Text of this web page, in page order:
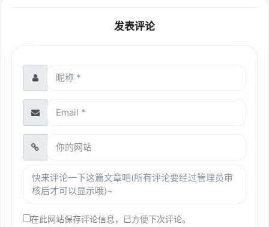
发表评论
在此网站保存评论信息，已方便下次评论。